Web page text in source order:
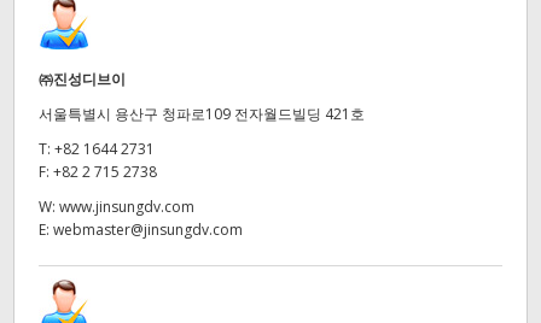
㈜진성디브이
서울특별시 용산구 청파로109 전자월드빌딩 421호
T: +82 1644 2731
F: +82 2 715 2738
W: www.jinsungdv.com
E: webmaster@jinsungdv.com